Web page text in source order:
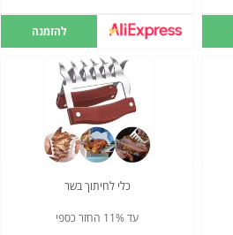
להזמנה
כלי לחיתוך בשר
עד 11% החזר כספי